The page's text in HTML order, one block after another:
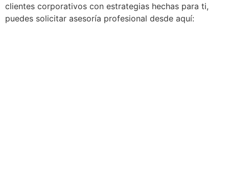
clientes corporativos con estrategias hechas para ti,
puedes solicitar asesoría profesional desde aquí: